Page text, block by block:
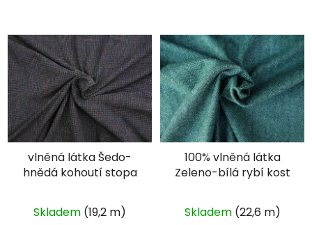
vlněná látka Šedo-
hnědá kohoutí stopa
Skladem (19,2 m)
100% vlněná látka
Zeleno-bílá rybí kost
Skladem (22,6 m)